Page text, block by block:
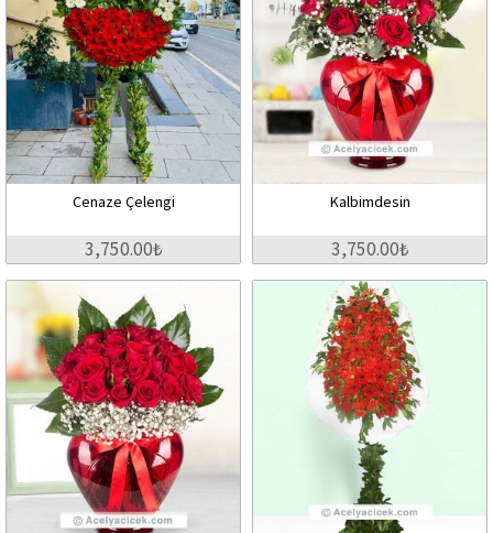
Cenaze Çelengi
3,750.00₺
Kalbimdesin
3,750.00₺